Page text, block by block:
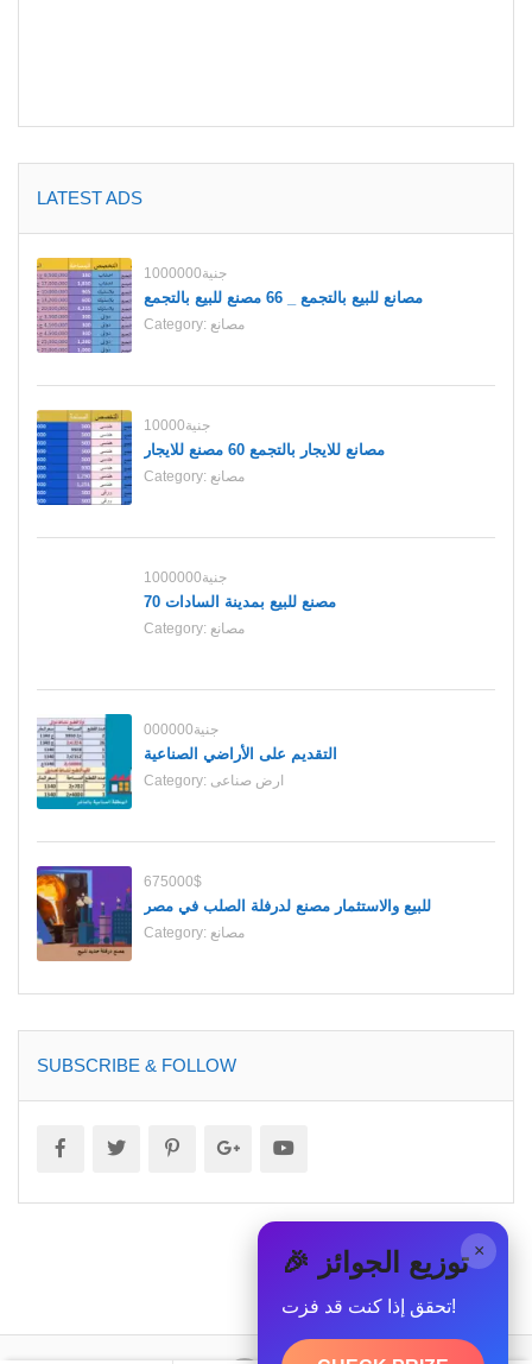
LATEST ADS
1000000جنية
مصانع للبيع بالتجمع _ 66 مصنع للبيع بالتجمع
Category: مصانع
10000جنية
مصانع للايجار بالتجمع 60 مصنع للايجار
Category: مصانع
1000000جنية
70 مصنع للبيع بمدينة السادات
Category: مصانع
000000جنية
التقديم على الأراضي الصناعية
Category: ارض صناعى
675000$
للبيع والاستثمار مصنع لدرفلة الصلب في مصر
Category: مصانع
SUBSCRIBE & FOLLOW
× 🎉 توزيع الجوائز
تحقق إذا كنت قد فزت!